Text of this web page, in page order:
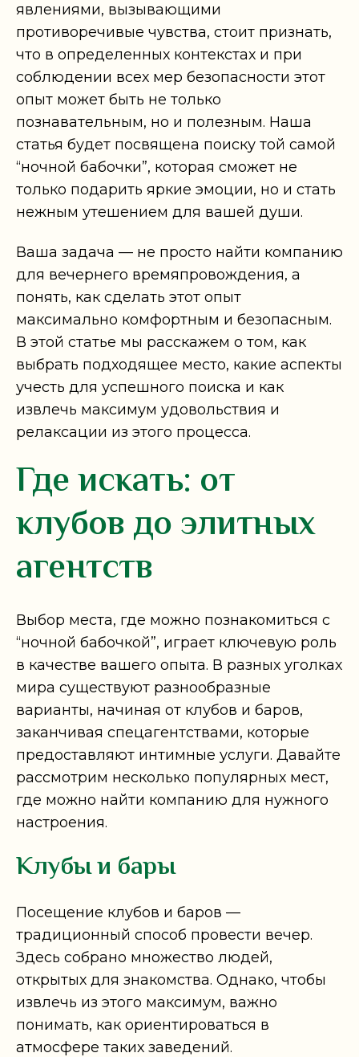
явлениями, вызывающими
противоречивые чувства, стоит признать,
что в определенных контекстах и при
соблюдении всех мер безопасности этот
опыт может быть не только
познавательным, но и полезным. Наша
статья будет посвящена поиску той самой
“ночной бабочки”, которая сможет не
только подарить яркие эмоции, но и стать
нежным утешением для вашей души.
Ваша задача — не просто найти компанию
для вечернего времяпровождения, а
понять, как сделать этот опыт
максимально комфортным и безопасным.
В этой статье мы расскажем о том, как
выбрать подходящее место, какие аспекты
учесть для успешного поиска и как
извлечь максимум удовольствия и
релаксации из этого процесса.
Где искать: от
клубов до элитных
агентств
Выбор места, где можно познакомиться с
“ночной бабочкой”, играет ключевую роль
в качестве вашего опыта. В разных уголках
мира существуют разнообразные
варианты, начиная от клубов и баров,
заканчивая спецагентствами, которые
предоставляют интимные услуги. Давайте
рассмотрим несколько популярных мест,
где можно найти компанию для нужного
настроения.
Клубы и бары
Посещение клубов и баров —
традиционный способ провести вечер.
Здесь собрано множество людей,
открытых для знакомства. Однако, чтобы
извлечь из этого максимум, важно
понимать, как ориентироваться в
атмосфере таких заведений.